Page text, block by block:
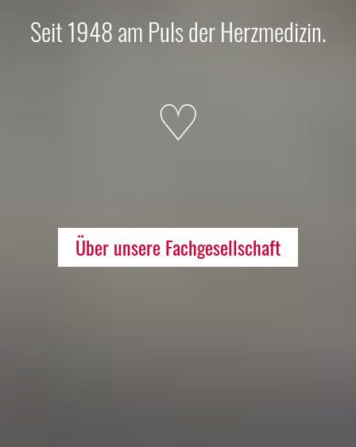
Seit 1948 am Puls der Herzmedizin.
♡
Über unsere Fachgesellschaft